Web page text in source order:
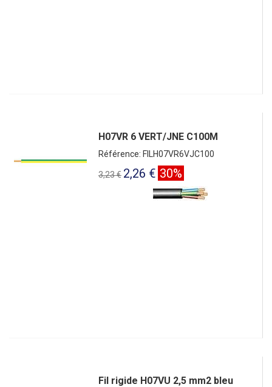
H07VR 6 VERT/JNE C100M
Référence: FILH07VR6VJC100
3,23 € 2,26 € 30%
Fil rigide H07VU 2,5 mm2 bleu